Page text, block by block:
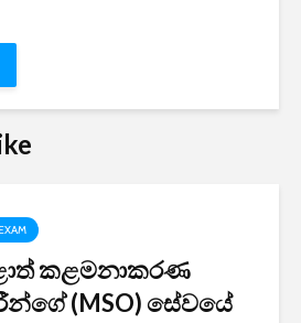
EXAM
කළමනාකරණ
(MSO) සේවයේ